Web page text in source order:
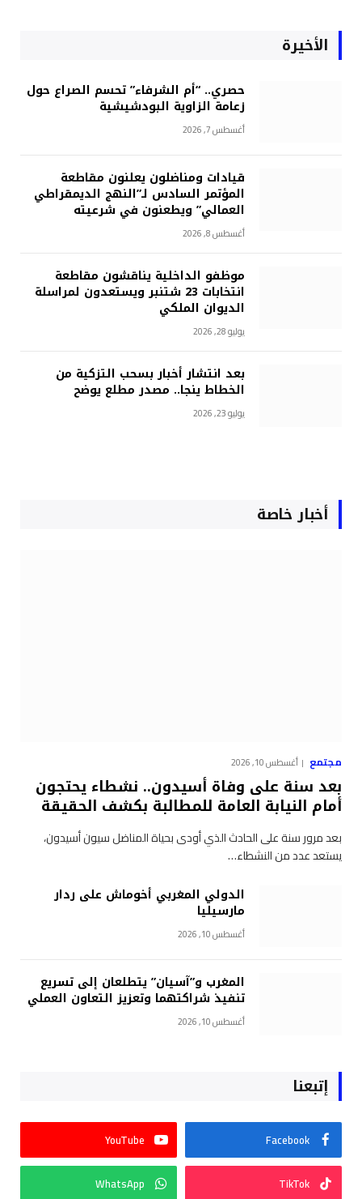
الأخيرة
حصري.. “أم الشرفاء” تحسم الصراع حول
زعامة الزاوية البودشيشية
أغسطس 7, 2026
قيادات ومناضلون يعلنون مقاطعة
المؤتمر السادس لـ”النهج الديمقراطي
العمالي” ويطعنون في شرعيته
أغسطس 8, 2026
موظفو الداخلية يناقشون مقاطعة
انتخابات 23 شتنبر ويستعدون لمراسلة
الديوان الملكي
يوليو 28, 2026
بعد انتشار أخبار بسحب التزكية من
الخطاط ينجا.. مصدر مطلع يوضح
يوليو 23, 2026
أخبار خاصة
مجتمع أغسطس 10, 2026
بعد سنة على وفاة أسيدون.. نشطاء يحتجون
أمام النيابة العامة للمطالبة بكشف الحقيقة
بعد مرور سنة على الحادث الذي أودى بحياة المناضل سيون أسيدون،
يستعد عدد من النشطاء…
الدولي المغربي أخوماش على ردار
مارسيليا
أغسطس 10, 2026
المغرب و”آسيان” يتطلعان إلى تسريع
تنفيذ شراكتهما وتعزيز التعاون العملي
أغسطس 10, 2026
إتبعنا
Facebook
YouTube
TikTok
WhatsApp